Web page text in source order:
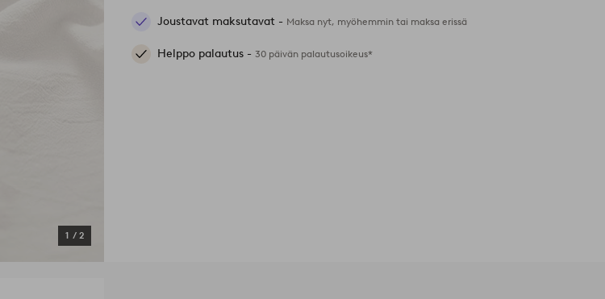
1 / 2
Joustavat maksutavat - Maksa nyt, myöhemmin tai maksa erissä
Helppo palautus -30 päivän palautusoikeus*